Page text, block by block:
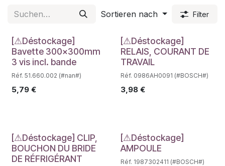
Sortieren nach Filter
Déstockage
[⚠Déstockage]
Bavette 300x300mm
3 vis incl. bande
Réf. 51.660.002 (#nan#)
5,79 €
Déstockage
[⚠Déstockage]
RELAIS, COURANT DE
TRAVAIL
Réf. 0986AH0091 (#BOSCH#)
3,98€
Déstockage
[⚠Déstockage] CLIP,
BOUCHON DU BRIDE
DE RÉFRIGÉRANT
Déstockage
[⚠Déstockage]
AMPOULE
Réf. 1987302411 (#BOSCH#)